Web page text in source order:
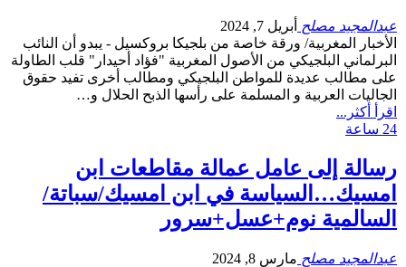
عبدالمجيد مصلح أبريل 7, 2024
الأخبار المغربية/ ورقة خاصة من بلجيكا بروكسيل - يبدو أن النائب
البرلماني البلجيكي من الأصول المغربية "فؤاد أحيدار" قلب الطاولة
على مطالب عديدة للمواطن البلجيكي ومطالب أخرى تفيد حقوق
الجاليات العربية و المسلمة على رأسها الذبح الحلال و…
اقرأ أكثر...
24 ساعة
رسالة إلى عامل عمالة مقاطعات ابن
امسيك…السياسة في ابن امسيك/سباتة/
السالمية نوم+عسل+سرور
عبدالمجيد مصلح مارس 8, 2024